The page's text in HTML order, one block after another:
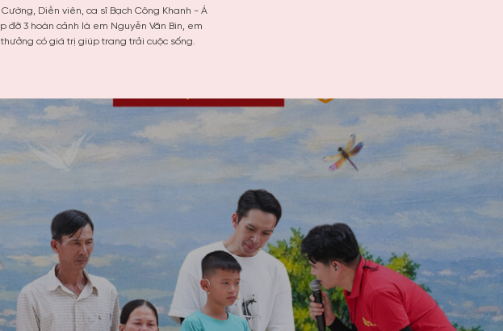
Diễn viên, ca sĩ Bạch Công Khanh - Á
3 hoàn cảnh là em Nguyễn Văn Bin, em
có giá trị giúp trang trải cuộc sống.